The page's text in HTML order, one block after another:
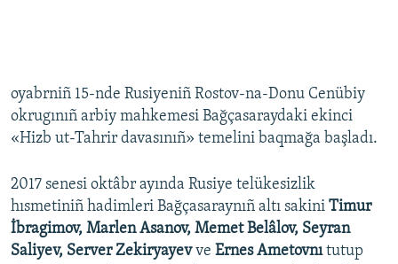
oyabrniñ 15-nde Rusiyeniñ Rostov-na-Donu Cenübiy
okrugınıñ arbiy mahkemesi Bağçasaraydaki ekinci
«Hizb ut-Tahrir davasınıñ» temelini baqmağa başladı.
2017 senesi oktâbr ayında Rusiye telükesizlik
hısmetiniñ hadimleri Bağçasaraynıñ altı sakini Timur
İbragimov, Marlen Asanov, Memet Belâlov, Seyran
Saliyev, Server Zekiryayevve Ernes Ametovnıtutup